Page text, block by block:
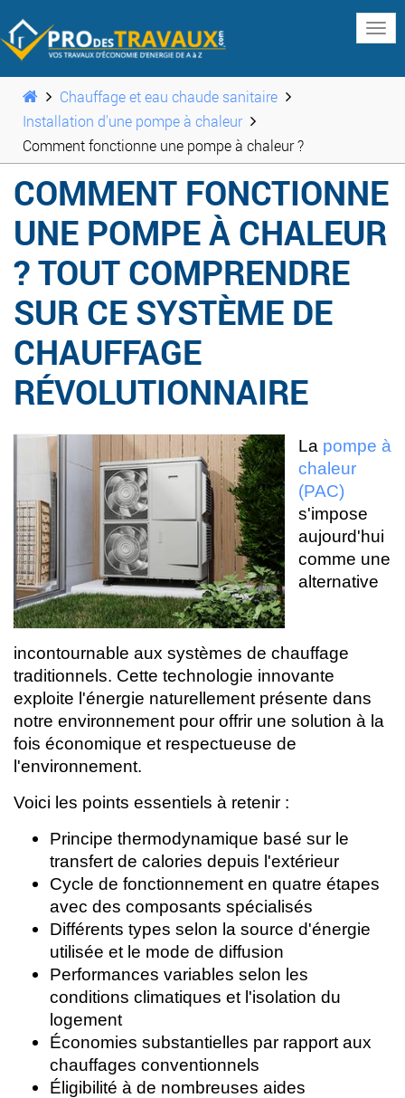
Chauffage et eau chaude sanitaire
Installation d'une pompe à chaleur
Comment fonctionne une pompe à chaleur ?
COMMENT FONCTIONNE
UNE POMPE À CHALEUR
? TOUT COMPRENDRE
SUR CE SYSTÈME DE
CHAUFFAGE
RÉVOLUTIONNAIRE
La pompe à
chaleur
(PAC)
s'impose
aujourd'hui
comme une
alternative
incontournable aux systèmes de chauffage
traditionnels. Cette technologie innovante
exploite l'énergie naturellement présente dans
notre environnement pour offrir une solution à la
fois économique et respectueuse de
l'environnement.
Voici les points essentiels à retenir :
Principe thermodynamique basé sur le
transfert de calories depuis l'extérieur
Cycle de fonctionnement en quatre étapes
avec des composants spécialisés
Différents types selon la source d'énergie
utilisée et le mode de diffusion
Performances variables selon les
conditions climatiques et l'isolation du
logement
Économies substantielles par rapport aux
chauffages conventionnels
Éligibilité à de nombreuses aides